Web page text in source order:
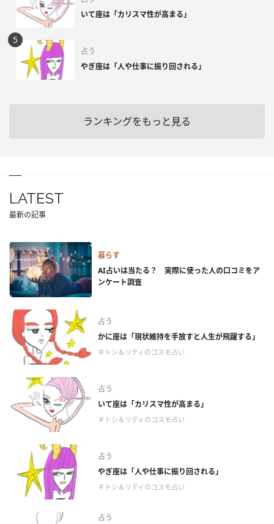
いて座は「カリスマ性が高まる」
占う
やぎ座は「人や仕事に振り回される」
ランキングをもっと見る
LATEST
最新の記事
暮らす
AI占いは当たる？ 実際に使った人の口コミをア
ンケート調査
占う
かに座は「現状維持を手放すと人生が飛躍する」
＃トシ＆リティのコスモ占い
占う
いて座は「カリスマ性が高まる」
＃トシ＆リティのコスモ占い
占う
やぎ座は「人や仕事に振り回される」
＃トシ＆リティのコスモ占い
占う